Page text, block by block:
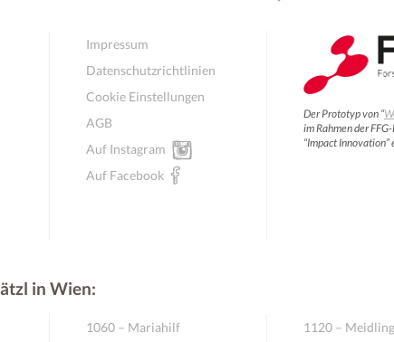
Impressum
Datenschutzrichtlinien
Cookie Einstellungen
AGB
Auf Instagram
Auf Facebook
Der Prototyp von “
im Rahmen der
“Impact
in Wien:
1060 – Mariahilf 1120 – Meidling